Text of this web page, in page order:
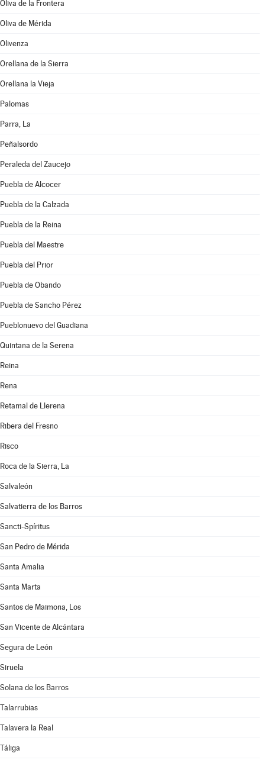
Oliva de la Frontera
Oliva de Mérida
Olivenza
Orellana de la Sierra
Orellana la Vieja
Palomas
Parra, La
Peñalsordo
Peraleda del Zaucejo
Puebla de Alcocer
Puebla de la Calzada
Puebla de la Reina
Puebla del Maestre
Puebla del Prior
Puebla de Obando
Puebla de Sancho Pérez
Pueblonuevo del Guadiana
Quintana de la Serena
Reina
Rena
Retamal de Llerena
Ribera del Fresno
Risco
Roca de la Sierra, La
Salvaleón
Salvatierra de los Barros
Sancti-Spíritus
San Pedro de Mérida
Santa Amalia
Santa Marta
Santos de Maimona, Los
San Vicente de Alcántara
Segura de León
Siruela
Solana de los Barros
Talarrubias
Talavera la Real
Táliga